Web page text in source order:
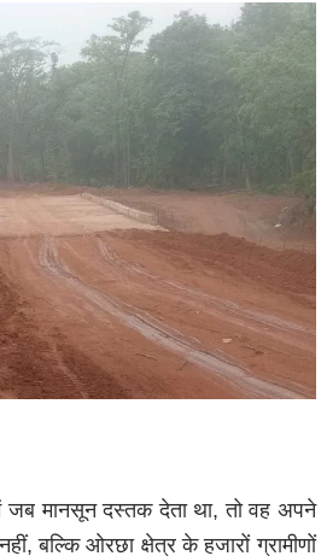
मानसून दस्तक देता था, तो वह अपने
बल्कि ओरछा क्षेत्र के हजारों ग्रामीणों